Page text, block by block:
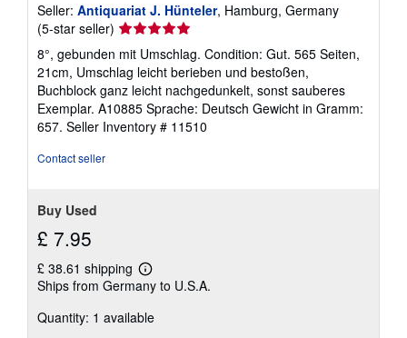
Seller: Antiquariat J. Hünteler, Hamburg, Germany
(5-star seller) Seller
rating
5
out
of
5
stars
8°, gebunden mit Umschlag. Condition: Gut. 565 Seiten,
21cm, Umschlag leicht berieben und bestoßen,
Buchblock ganz leicht nachgedunkelt, sonst sauberes
Exemplar. A10885 Sprache: Deutsch Gewicht in Gramm:
657. Seller Inventory # 11510
Contact seller
Buy Used
£ 7.95
£ 38.61 shipping
Learn
more
shipping
Ships from Germany to U.S.A.
Quantity: 1 available